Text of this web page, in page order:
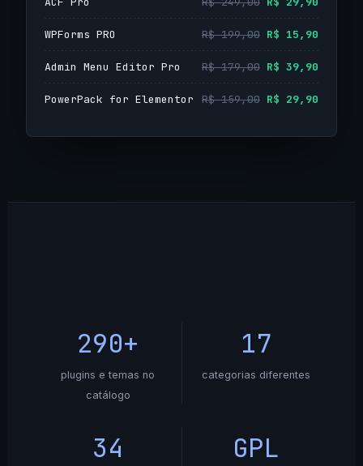
WPForms PRO R$ 199,00 R$ 15,90
Admin Menu Editor Pro R$ 179,00 R$ 39,90
PowerPack for Elementor R$ 159,00 R$ 29,90
290+
plugins e temas no
catálogo
17
categorias diferentes
34 GPL